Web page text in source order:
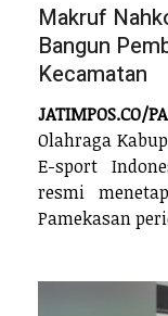
Makruf
Bangun
Kecamatan
Olahraga
E-sport
resmi
Pamekasan